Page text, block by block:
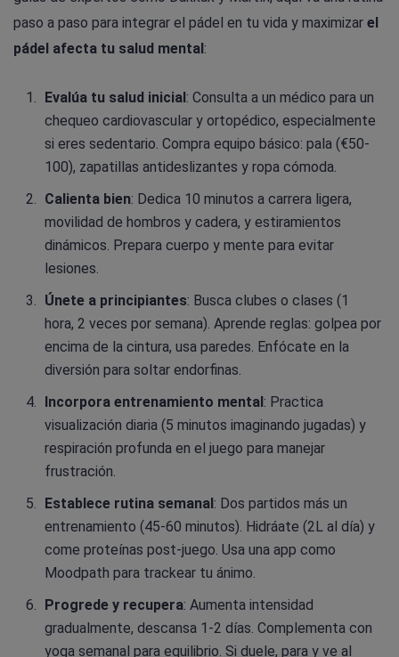
paso a paso para integrar el pádel en tu vida y maximizar el
pádel afecta tu salud mental:
Evalúa tu salud inicial : Consulta a un médico para un
chequeo cardiovascular y ortopédico, especialmente
si eres sedentario. Compra equipo básico: pala (€50-
100), zapatillas antideslizantes y ropa cómoda.
Calienta bien: Dedica 10 minutos a carrera ligera,
movilidad de hombros y cadera, y estiramientos
dinámicos. Prepara cuerpo y mente para evitar
lesiones.
Únete a principiantes: Busca clubes o clases (1
hora, 2 veces por semana). Aprende reglas: golpea por
encima de la cintura, usa paredes. Enfócate en la
diversión para soltar endorfinas.
Incorpora entrenamiento mental : Practica
visualización diaria (5 minutos imaginando jugadas) y
respiración profunda en el juego para manejar
frustración.
Establece rutina semanal : Dos partidos más un
entrenamiento (45-60 minutos). Hidráate (2L al día) y
come proteínas post-juego. Usa una app como
Moodpath para trackear tu ánimo.
Progrede y recupera: Aumenta intensidad
gradualmente, descansa 1-2 días. Complementa con
yoga semanal para equilibrio. Si duele, para y ve al